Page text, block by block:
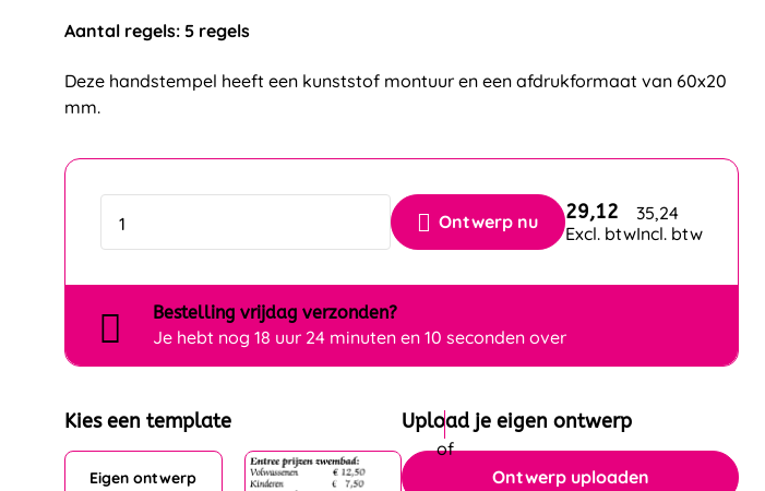
Aantal regels: 5 regels
Deze handstempel heeft een kunststof montuur en een afdrukformaat van 60x20
mm.
Ontwerp nu 29,12
Excl. btw
35,24
Incl. btw
Bestelling vrijdag verzonden?
Je hebt nog 18 uur 24 minuten en 10 seconden over
Kies een template
Eigen ontwerp
Upload je eigen ontwerp
Ontwerp uploaden